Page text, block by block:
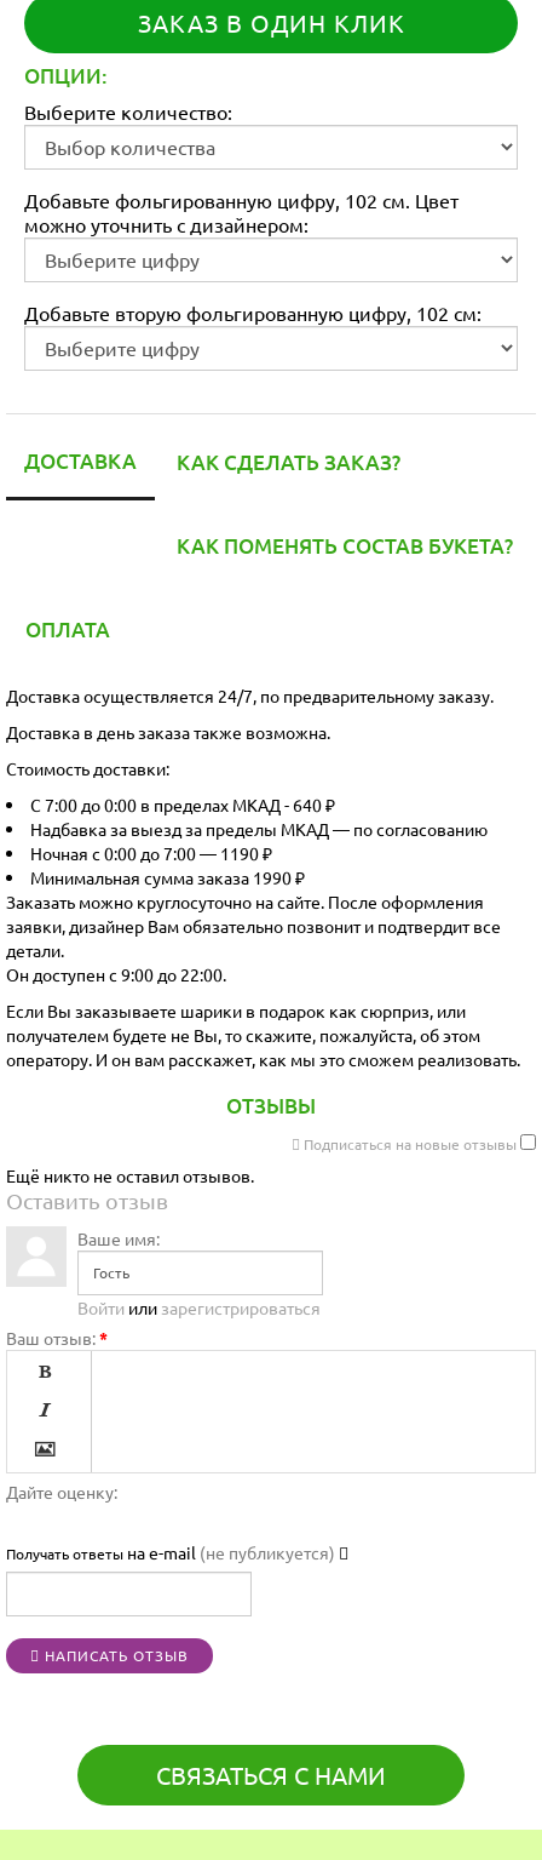
ЗАКАЗ В ОДИН КЛИК
ОПЦИИ:
Выберите количество:
Добавьте фольгированную цифру, 102 см. Цвет
можно уточнить с дизайнером:
Добавьте вторую фольгированную цифру, 102 см:
ДОСТАВКА КАК СДЕЛАТЬ ЗАКАЗ?
КАК ПОМЕНЯТЬ СОСТАВ БУКЕТА?
ОПЛАТА
Доставка осуществляется 24/7, по предварительному заказу.
Доставка в день заказа также возможна.
Стоимость доставки:
С 7:00 до 0:00 в пределах МКАД - 640 ₽
Надбавка за выезд за пределы МКАД — по согласованию
Ночная с 0:00 до 7:00 — 1190 ₽
Минимальная сумма заказа 1990 ₽
Заказать можно круглосуточно на сайте. После оформления
заявки, дизайнер Вам обязательно позвонит и подтвердит все
детали.
Он доступен с 9:00 до 22:00.
Если Вы заказываете шарики в подарок как сюрприз, или
получателем будете не Вы, то скажите, пожалуйста, об этом
оператору. И он вам расскажет, как мы это сможем реализовать.
ОТЗЫВЫ
Подписаться на новые отзывы
Ещё никто не оставил отзывов.
Оставить отзыв
Ваше имя:
Войти или зарегистрироваться
Ваш отзыв:*







Дайте оценку:
Получать ответы на e-mail (не публикуется)
НАПИСАТЬ ОТЗЫВ
СВЯЗАТЬСЯ С НАМИ